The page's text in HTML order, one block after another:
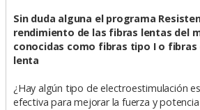
Sin duda alguna el programa
rendimiento de las fibras lentas del
conocidas como fibras tipo I o
lenta
¿Hay algún tipo de electroestimulación
efectiva para mejorar la fuerza y